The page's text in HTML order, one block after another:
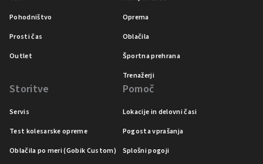
Pohodništvo
Prosti čas
Outlet
Oprema
Oblačila
Športna prehrana
Trenažerji
Storitve
Servis
Test kolesarske opreme
Oblačila po meri (Gobik Custom)
Pomoč
Lokacije in delovni časi
Pogosta vprašanja
Splošni pogoji